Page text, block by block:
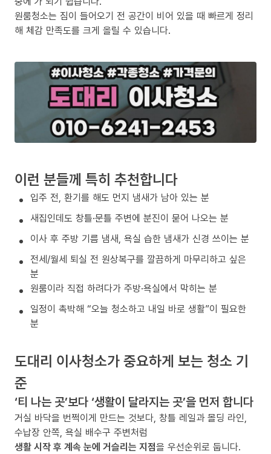
원룸청소는 짐이 들어오기 전 공간이 비어 있을 때 빠르게 정리
해 체감 만족도를 크게 올릴 수 있습니다.
이런 분들께 특히 추천합니다
입주 전, 환기를 해도 먼지 냄새가 남아 있는 분
새집인데도 창틀·문틀 주변에 분진이 묻어 나오는 분
이사 후 주방 기름 냄새, 욕실 습한 냄새가 신경 쓰이는 분
전세/월세 퇴실 전 원상복구를 깔끔하게 마무리하고 싶은
분
원룸이라 직접 하려다가 주방·욕실에서 막히는 분
일정이 촉박해 “오늘 청소하고 내일 바로 생활”이 필요한
분
도대리 이사청소가 중요하게 보는 청소 기
준
‘티 나는 곳’보다 ‘생활이 달라지는 곳’을 먼저 합니다
거실 바닥을 번쩍이게 만드는 것보다, 창틀 레일과 몰딩 라인,
수납장 안쪽, 욕실 배수구 주변처럼
생활 시작 후 계속 눈에 거슬리는 지점을 우선순위로 둡니다.